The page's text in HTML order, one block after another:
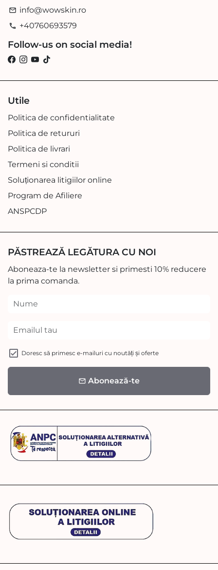
email info@wowskin.ro
phone +40760693579
Follow-us on social media!
Utile
Politica de confidentialitate
Politica de retururi
Politica de livrari
Termeni si conditii
Soluționarea litigiilor online
Program de Afiliere
ANSPCDP
PĂSTREAZĂ LEGĂTURA CU NOI
Aboneaza-te la newsletter si primesti 10% reducere
la prima comanda.
Doresc să primesc e-mailuri cu noutăți și oferte
email Abonează-te